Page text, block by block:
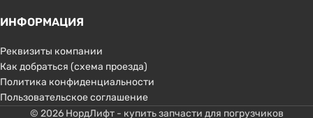
ИНФОРМАЦИЯ
Реквизиты компании
Как добраться (схема проезда)
Политика конфиденциальности
Пользовательское соглашение
© 2026 НордЛифт - купить запчасти для погрузчиков